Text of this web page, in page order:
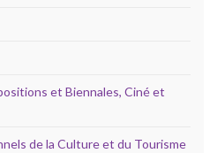
et Biennales, Ciné et
de la Culture et du Tourisme